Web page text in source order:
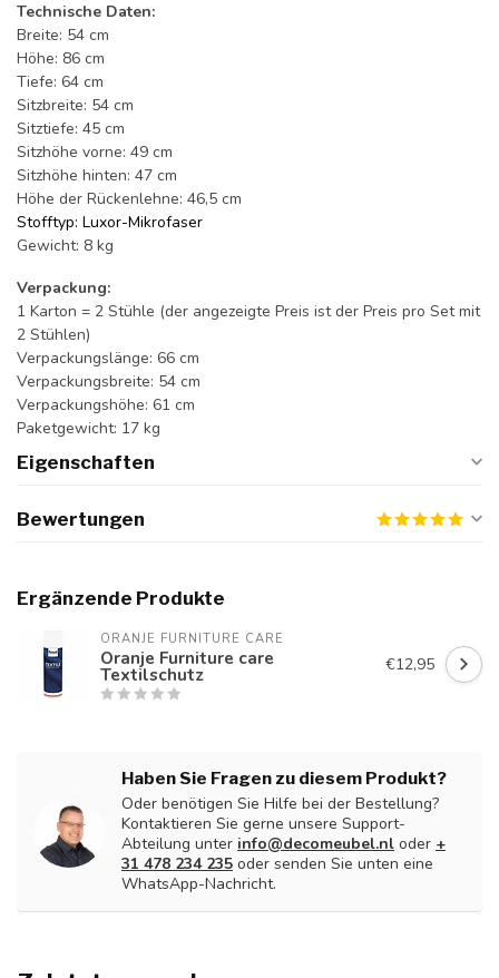
Technische Daten:
Breite: 54 cm
Höhe: 86 cm
Tiefe: 64 cm
Sitzbreite: 54 cm
Sitztiefe: 45 cm
Sitzhöhe vorne: 49 cm
Sitzhöhe hinten: 47 cm
Höhe der Rückenlehne: 46,5 cm
Stofftyp: Luxor-Mikrofaser
Gewicht: 8 kg
Verpackung:
1 Karton = 2 Stühle (der angezeigte Preis ist der Preis pro Set mit
2 Stühlen)
Verpackungslänge: 66 cm
Verpackungsbreite: 54 cm
Verpackungshöhe: 61 cm
Paketgewicht: 17 kg
Eigenschaften
Bewertungen
Ergänzende Produkte
ORANJE FURNITURE CARE
Oranje Furniture care
Textilschutz €12,95
Haben Sie Fragen zu diesem Produkt?
Oder benötigen Sie Hilfe bei der Bestellung?
Kontaktieren Sie gerne unsere Support-
Abteilung unter info@decomeubel.nl oder +
31 478 234 235 oder senden Sie unten eine
WhatsApp-Nachricht.